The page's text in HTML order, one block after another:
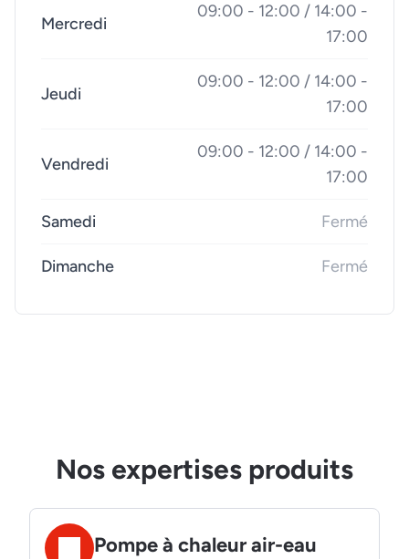
Mercredi
09:00 - 12:00 / 14:00 -
17:00
Jeudi
09:00 - 12:00 / 14:00 -
17:00
Vendredi
09:00 - 12:00 / 14:00 -
17:00
Samedi Fermé
Dimanche Fermé
Nos expertises produits
Pompe à chaleur air-eau